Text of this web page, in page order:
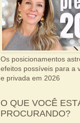
Os posicionamentos
efeitos possíveis para a
e privada em 2026
O QUE VOCÊ
PROCURANDO?